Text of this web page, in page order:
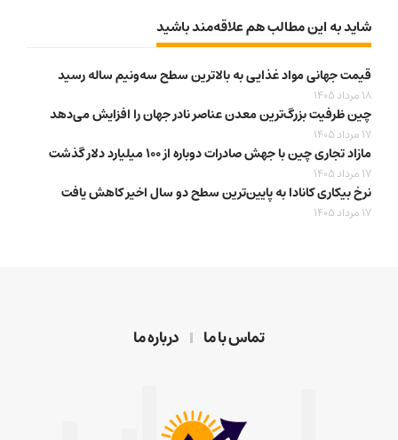
شاید به این مطالب هم علاقه‌مند باشید
قیمت جهانی مواد غذایی به بالاترین سطح سه‌ونیم ساله رسید
18 مرداد 1405
چین ظرفیت بزرگ‌ترین معدن عناصر نادر جهان را افزایش می‌دهد
17 مرداد 1405
مازاد تجاری چین با جهش صادرات دوباره از ۱۰۰ میلیارد دلار گذشت
17 مرداد 1405
نرخ بیکاری کانادا به پایین‌ترین سطح دو سال اخیر کاهش یافت
17 مرداد 1405
تماس با ما درباره ما